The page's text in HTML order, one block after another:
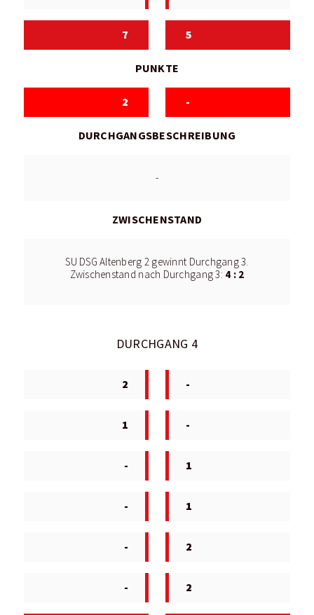
7 5
PUNKTE
2 -
DURCHGANGSBESCHREIBUNG
-
ZWISCHENSTAND
SU DSG Altenberg 2 gewinnt Durchgang 3.
Zwischenstand nach Durchgang 3: 4 : 2
DURCHGANG 4
2 -
1 -
- 1
- 1
- 2
- 2